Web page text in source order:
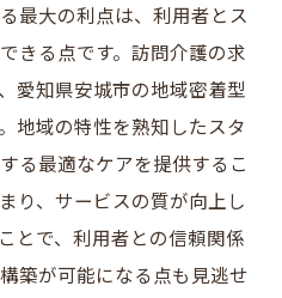
求められるスキル
トする環境
護でキャリアを始める
じた成長の機会
訪問介護求人でキャリア
最大の利点は、利用者とス
きる点です。訪問介護の求
愛知県安城市の地域密着型
地域の特性を熟知したスタ
る最適なケアを提供するこ
り、サービスの質が向上し
とで、利用者との信頼関係
築が可能になる点も見逃せ